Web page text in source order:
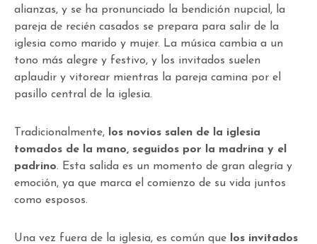
alianzas, y se ha pronunciado la bendición nupcial, la
pareja de recién casados se prepara para salir de la
iglesia como marido y mujer. La música cambia a un
tono más alegre y festivo, y los invitados suelen
aplaudir y vitorear mientras la pareja camina por el
pasillo central de la iglesia.
Tradicionalmente, los novios salen de la iglesia
tomados de la mano, seguidos por la madrina y el
padrino. Esta salida es un momento de gran alegría y
emoción, ya que marca el comienzo de su vida juntos
como esposos.
Una vez fuera de la iglesia, es común que los invitados